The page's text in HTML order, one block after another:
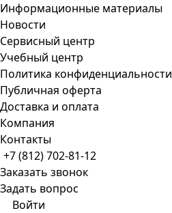
Информационные материалы
Новости
Сервисный центр
Учебный центр
Политика конфиденциальности
Публичная оферта
Доставка и оплата
Компания
Контакты
+7 (812) 702-81-12
Заказать звонок
Задать вопрос
Войти